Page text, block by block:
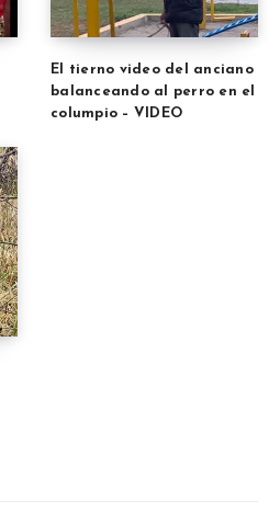
El tierno video del anciano
balanceando al perro en el
columpio – VIDEO